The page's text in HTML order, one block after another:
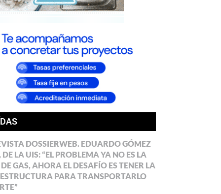
DOSSIERWEB. EDUARDO GÓMEZ
LA UIS: “EL PROBLEMA YA NO ES LA
GAS, AHORA EL DESAFÍO ES TENER LA
PARA TRANSPORTARLO